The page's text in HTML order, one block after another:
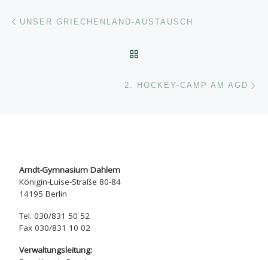
Beitragsnavigation
UNSER GRIECHENLAND-AUSTAUSCH
2. HOCKEY-CAMP AM AGD
Arndt-Gymnasium Dahlem
Königin-Luise-Straße 80-84
14195 Berlin
Tel. 030/831 50 52
Fax 030/831 10 02
Verwaltungsleitung: